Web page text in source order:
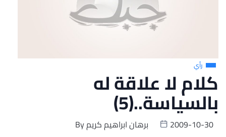
رأي
كلام لا علاقة له
بالسياسة..(5)
Byبرهان ابراهيم كريم
2009-10-30